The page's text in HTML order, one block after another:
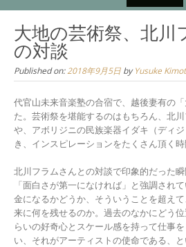
content
大地の芸術祭、北川
の対談
Published on:2018年9月5日 byYusuke
代官山未来音楽塾の合宿で、越後妻有の
た。芸術祭を堪能するのはもちろん、北
や、アボリジニの民族楽器イダキ（ディ
き、インスピレーションをたくさん頂く時
北川フラムさんとの対談で印象的だった瞬
「面白さが第一になければ」と強調され
金になるかどうか、そういうことを超え
来に何を残せるのか。過去のなかにどう
らいの好奇心とスケール感を持って仕事
い、それがアーティストの使命である、